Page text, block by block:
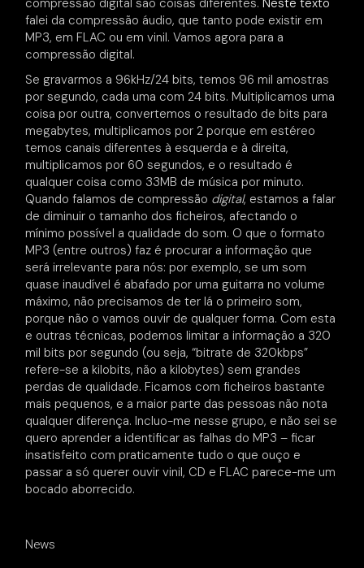
compressão digital são coisas diferentes.Neste texto
falei da compressão áudio, que tanto pode existir em
MP3, em FLAC ou em vinil. Vamos agora para a
compressão digital.
Se gravarmos a 96kHz/24 bits, temos 96 mil amostras
por segundo, cada uma com 24 bits. Multiplicamos uma
coisa por outra, convertemos o resultado de bits para
megabytes, multiplicamos por 2 porque em estéreo
temos canais diferentes à esquerda e à direita,
multiplicamos por 60 segundos, e o resultado é
qualquer coisa como 33MB de música por minuto.
Quando falamos de compressão digital, estamos a falar
de diminuir o tamanho dos ficheiros, afectando o
mínimo possível a qualidade do som. O que o formato
MP3 (entre outros) faz é procurar a informação que
será irrelevante para nós: por exemplo, se um som
quase inaudível é abafado por uma guitarra no volume
máximo, não precisamos de ter lá o primeiro som,
porque não o vamos ouvir de qualquer forma. Com esta
e outras técnicas, podemos limitar a informação a 320
mil bits por segundo (ou seja, “bitrate de 320kbps”
refere-se a kilobits, não a kilobytes) sem grandes
perdas de qualidade. Ficamos com ficheiros bastante
mais pequenos, e a maior parte das pessoas não nota
qualquer diferença. Incluo-me nesse grupo, e não sei se
quero aprender a identificar as falhas do MP3 – ficar
insatisfeito com praticamente tudo o que ouço e
passar a só querer ouvir vinil, CD e FLAC parece-me um
bocado aborrecido.
News